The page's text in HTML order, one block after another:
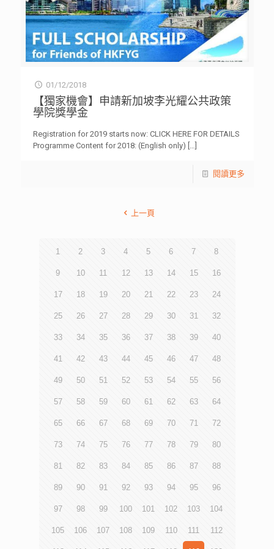
01/12/2018
【獨家機會】申請新加坡李光耀公共政策
學院獎學金
Registration for 2019 starts now: CLICK HERE FOR DETAILS
Programme Content for 2018: (English only) […]
閱讀更多
上一頁
1 2 3 4 5 6 7 8
9 10 11 12 13 14 15 16
17 18 19 20 21 22 23 24
25 26 27 28 29 30 31 32
33 34 35 36 37 38 39 40
41 42 43 44 45 46 47 48
49 50 51 52 53 54 55 56
57 58 59 60 61 62 63 64
65 66 67 68 69 70 71 72
73 74 75 76 77 78 79 80
81 82 83 84 85 86 87 88
89 90 91 92 93 94 95 96
97 98 99 100 101 102 103 104
105 106 107 108 109 110 111 112